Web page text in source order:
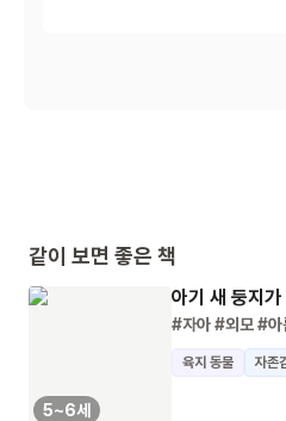
같이 보면 좋은 책
5~6세
아기 새 둥지
#자아#외모#아
육지 동물 자존